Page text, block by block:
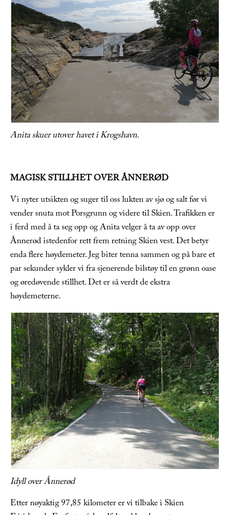
Anita skuer utover havet i Krogshavn.
MAGISK STILLHET OVER ÅNNERØD
Vi nyter utsikten og suger til oss lukten av sjø og salt før vi
vender snuta mot Porsgrunn og videre til Skien. Trafikken er
i ferd med å ta seg opp og Anita velger å ta av opp over
Ånnerød istedenfor rett frem retning Skien vest. Det betyr
enda flere høydemeter. Jeg biter tenna sammen og på bare et
par sekunder sykler vi fra sjenerende bilstøy til en grønn oase
og øredøvende stillhet. Det er så verdt de ekstra
høydemeterne.
Idyll over Ånnerød
Etter nøyaktig 97,85 kilometer er vi tilbake i Skien